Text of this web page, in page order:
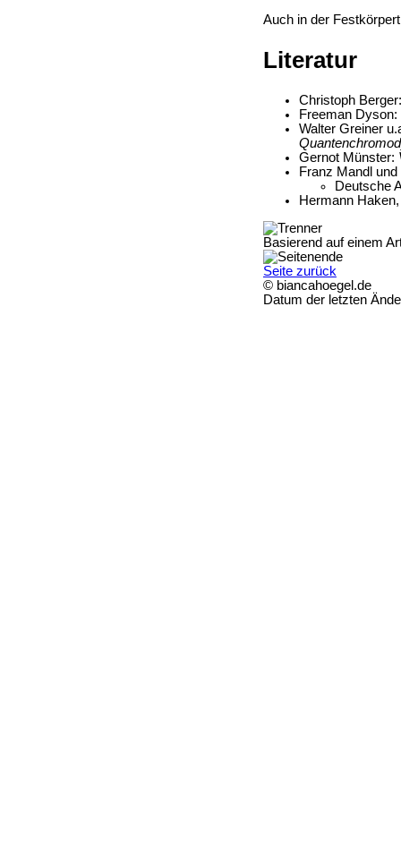
Auch in der
Literatur
Christoph
Freeman Dyson:
Walter Greiner
Gernot Münster:
Franz Mandl
Deutsche
Hermann
Basierend auf einem
Seite zurück
© biancahoegel.de
Datum der letzten